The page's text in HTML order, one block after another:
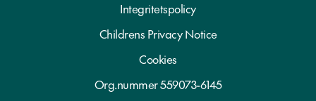
Integritetspolicy
Childrens Privacy Notice
Cookies
Org.nummer 559073-6145